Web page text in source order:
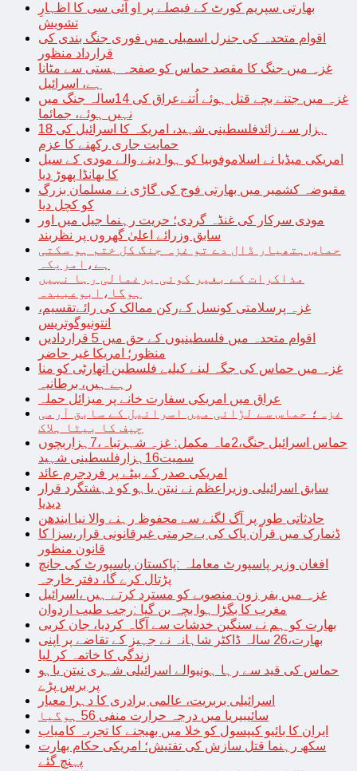
بھارتی سپریم کورٹ کے فیصلے پر او آئی سی کا اظہارِ
تشویش
اقوام متحدہ کی جنرل اسمبلی میں فوری جنگ بندی کی
قرارداد منظور
غزہ میں جنگ کا مقصد حماس کو صفحہ ہستی سے مٹانا
ہے، اسرائیل
غزہ میں جتنے بچے قتل ہوئے اُتنےعراق کی 14سالہ جنگ میں
نہیں ہوئے، جمائما
18 ہزار سے زائدفلسطینی شہید، امریکہ کا اسرائیل کی
حمایت جاری رکھنے کا عزم
امریکی میڈیا نے اسلاموفوبیا کو ہوا دینے والے مودی کے سیل
کا بھانڈا پھوڑ دیا
مقبوضہ کشمیر میں بھارتی فوج کی گاڑی نے مسلمان بزرگ
کو کچل دیا
مودی سرکار کی غنڈہ گردی؛ حریت رہنما جیل میں اور
سابق وزرائے اعلیٰ گھروں پر نظربند
حماس ہتھیار ڈال دے تو غزہ جنگ کل ختم ہو سکتی
ہے،امریکہ
مذاکرات کے بغیر کوئی یرغمالی رہا نہیں
ہوگا،ابوعبیدہ
غزہ پرسلامتی کونسل کےرکن ممالک کی رائےتقسیم،
انتونیوگوتریس
اقوام متحدہ میں فلسطینیوں کے حق میں 5 قراردادیں
منظور؛ امریکا غیر حاضر
غزہ میں حماس کی جگہ لینے کیلیے فلسطین اتھارٹی کو منا
رہے ہیں، برطانیہ
عراق میں امریکی سفارت خانے پر میزائل حملہ
غزہ؛ حماس سے لڑائی میں اسرائیل کے سابق آرمی
چیف کا بیٹا ہلاک
حماس اسرائیل جنگ،2ماہ مکمل: غزہ شہرتباہ،7ہزاربچوں
سمیت16ہزارفلسطینی شہید
امریکی صدر کے بیٹے پر فردجرم عائد
سابق اسرائیلی وزیراعظم نے نیتن یاہو کو دہشتگرد قرار
دیدیا
حادثاتی طور پر آگ لگنے سے محفوظ رہنے والا نیا ایندھن
ڈنمارک میں قرآن پاک کی بےحرمتی غیرقانونی قرار،سزا کا
قانون منظور
افغان وزیر پاسپورٹ معاملہ :پاکستان پاسپورٹ کی جانچ
پڑتال کرے گا، دفتر خارجہ
غزہ میں بفر زون منصوبے کو مسترد کرتے ہیں ،اسرائیل
مغرب کا بگڑا ہوا بچہ بن گیا :رجب طیب اردوان
بھارت کو ہم نے سنگین خدشات سے آگاہ کردیا، جان کربی
بھارت،26 سالہ ڈاکٹر شاہانہ نے جہیز کے تقاضے پر اپنی
زندگی کا خاتمہ کر لیا
حماس کی قید سے رہا ہونیوالے اسرائیلی شہری نیتن یاہو
پر برس پڑے
اسرائیلی بربریت، عالمی برادری کا دہرا معیار
سائیبیریا میں درجہ حرارت منفی 56 ہوگیا
ایران کا بائیو کیپسول کو خلا میں بھیجنے کا تجربہ کامیاب
سکھ رہنما قتل سازش کی تفتیش؛ امریکی حکام بھارت
پہنچ گئے